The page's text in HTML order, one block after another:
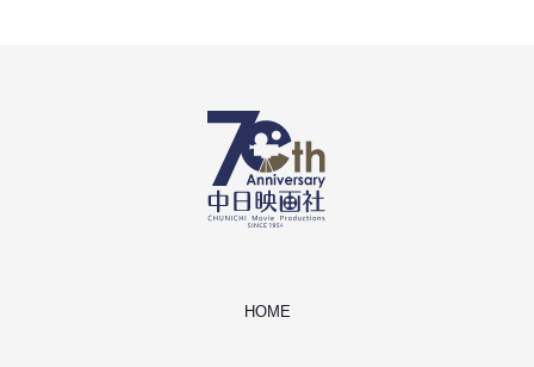
HOME